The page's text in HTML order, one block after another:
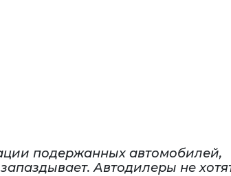
подержанных автомобилей,
Автодилеры не